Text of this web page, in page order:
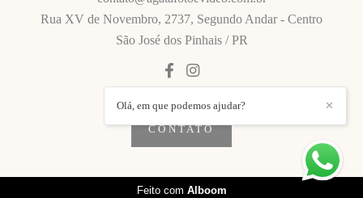
Rua XV de Novembro, 2737, Segundo Andar - Centro
São José dos Pinhais / PR
CONTATO
✕
Olá, em que podemos ajudar?
Feito com Alboom